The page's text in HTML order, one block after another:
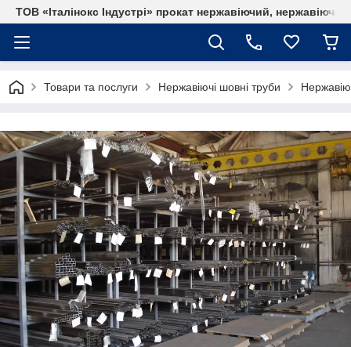
ТОВ «Італінокс Індустрі» прокат нержавіючий, нержавіюча
Товари та послуги Нержавіючі шовні труби